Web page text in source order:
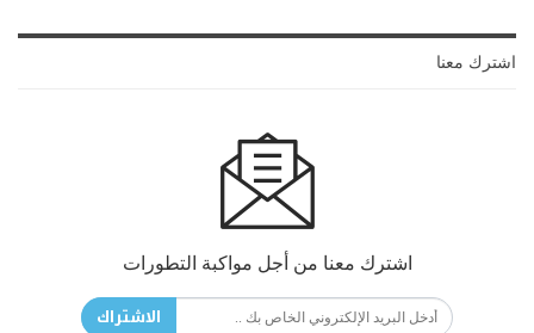
اشترك معنا
اشترك معنا من أجل مواكبة التطورات
الاشتراك